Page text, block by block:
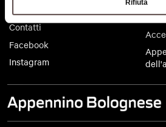
Rifiuta
di Ozzano nell'Emilia, tanto da
sagra dedicata!
Contatti
Facebook
Instagram